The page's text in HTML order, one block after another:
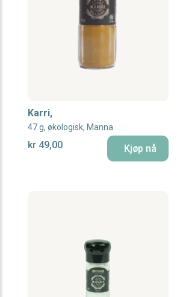
Karri,
47 g, økologisk, Manna
kr 49,00 Kjøp nå